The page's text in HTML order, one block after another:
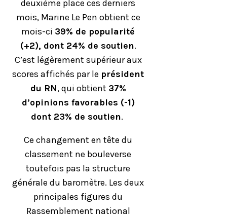
deuxième place ces derniers
mois, Marine Le Pen obtient ce
mois-ci 39% de popularité
(+2), dont 24% de soutien.
C’est légèrement supérieur aux
scores affichés par le président
du RN, qui obtient 37%
d’opinions favorables (-1)
dont 23% de soutien.
Ce changement en tête du
classement ne bouleverse
toutefois pas la structure
générale du baromètre. Les deux
principales figures du
Rassemblement national